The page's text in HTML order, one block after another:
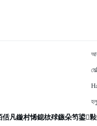
凡鏇村悕鎴栨殏鏃朵笉鍙